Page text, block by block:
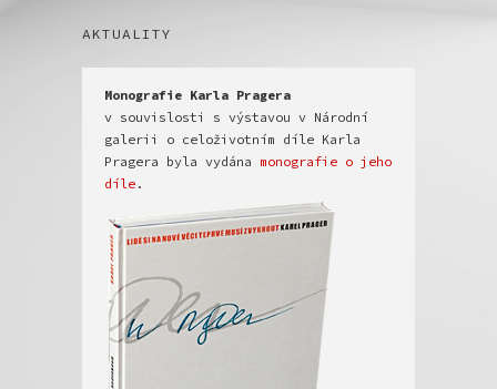
AKTUALITY
v souvislosti s výstavou v Národní
galerii o celoživotním díle Karla
Pragera byla vydána monografie o jeho
díle